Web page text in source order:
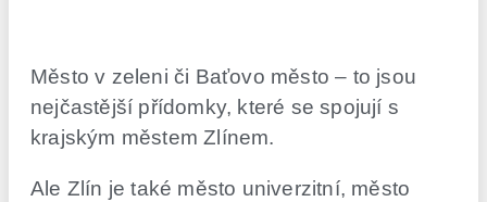
Město v zeleni či Baťovo město – to jsou
nejčastější přídomky, které se spojují s
krajským městem Zlínem.
Ale Zlín je také město univerzitní, město